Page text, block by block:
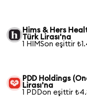
Hims & Hers
Türk Lirası'na
1 HIMSon eşittir
PDD Holdings
Lirası'na
1 PDDon eşittir